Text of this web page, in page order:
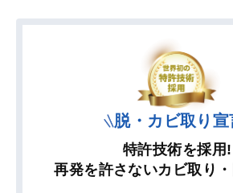
脱・カビ取り宣
特許技術を採用
再発を許さないカビ取り